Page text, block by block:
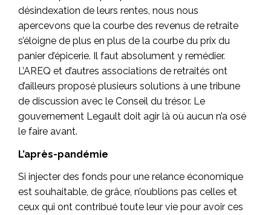
désindexation de leurs rentes, nous nous
apercevons que la courbe des revenus de retraite
s’éloigne de plus en plus de la courbe du prix du
panier d’épicerie. Il faut absolument y remédier.
L’AREQ et d’autres associations de retraités ont
d’ailleurs proposé plusieurs solutions à une tribune
de discussion avec le Conseil du trésor. Le
gouvernement Legault doit agir là où aucun n’a osé
le faire avant.
L’après-pandémie
Si injecter des fonds pour une relance économique
est souhaitable, de grâce, n’oublions pas celles et
ceux qui ont contribué toute leur vie pour avoir ces